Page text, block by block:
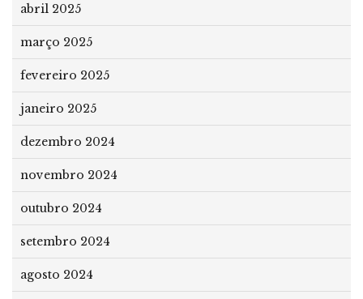
abril 2025
março 2025
fevereiro 2025
janeiro 2025
dezembro 2024
novembro 2024
outubro 2024
setembro 2024
agosto 2024